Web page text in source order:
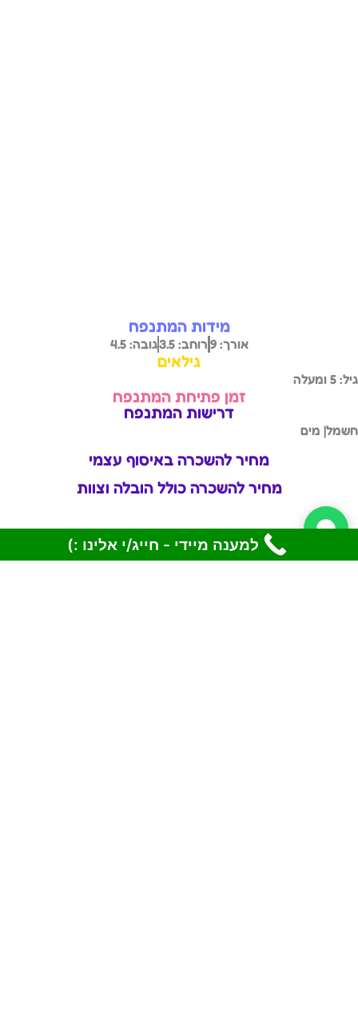
מידות המתנפח
אורך: 9 רוחב: 3.5 גובה: 4.5
גילאים
גיל: 5 ומעלה
זמן פתיחת המתנפח
דרישות המתנפח
חשמל| מים
מחיר להשכרה באיסוף עצמי
מחיר להשכרה כולל הובלה וצוות
למענה מיידי - חייג/י אלינו :)